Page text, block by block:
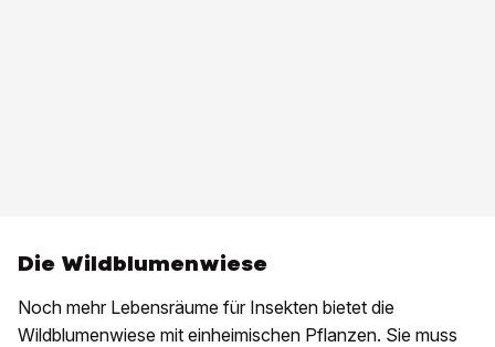
Die Wildblumenwiese
Noch mehr Lebensräume für Insekten bietet die
Wildblumenwiese mit einheimischen Pflanzen. Sie muss